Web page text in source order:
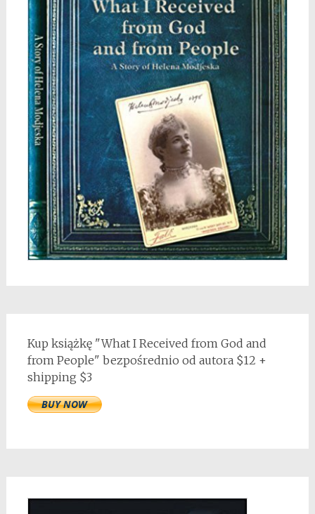
Kup książkę "What I Received from God and
from People" bezpośrednio od autora $12 +
shipping $3